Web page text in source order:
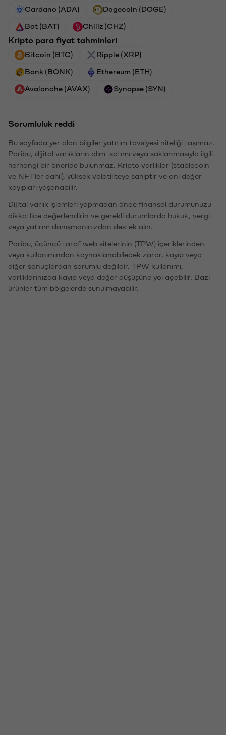
Cardano (ADA) Dogecoin (DOGE)
Bat (BAT) Chiliz (CHZ)
Kripto para fiyat tahminleri
Bitcoin (BTC) Ripple (XRP)
Bonk (BONK) Ethereum (ETH)
Avalanche (AVAX) Synapse (SYN)
Sorumluluk reddi
Bu sayfada yer alan bilgiler yatırım tavsiyesi niteliği taşımaz.
Paribu, dijital varlıkların alım-satımı veya saklanmasıyla ilgili
herhangi bir öneride bulunmaz. Kripto varlıklar (stablecoin
ve NFT'ler dahil), yüksek volatiliteye sahiptir ve ani değer
kayıpları yaşanabilir.
Dijital varlık işlemleri yapmadan önce finansal durumunuzu
dikkatlice değerlendirin ve gerekli durumlarda hukuk, vergi
veya yatırım danışmanınızdan destek alın.
Paribu, üçüncü taraf web sitelerinin (TPW) içeriklerinden
veya kullanımından kaynaklanabilecek zarar, kayıp veya
diğer sonuçlardan sorumlu değildir. TPW kullanımı,
varlıklarınızda kayıp veya değer düşüşüne yol açabilir. Bazı
ürünler tüm bölgelerde sunulmayabilir.